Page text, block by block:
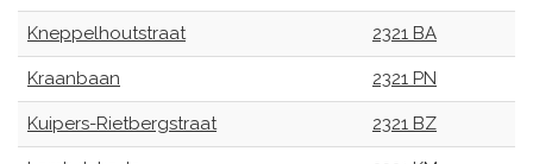
Kneppelhoutstraat 2321 BA
Kraanbaan 2321 PN
Kuipers-Rietbergstraat 2321 BZ